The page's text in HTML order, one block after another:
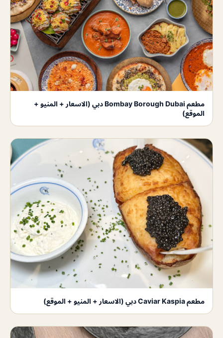
مطعم Bombay Borough Dubai دبي (الاسعار + المنيو +
الموقع)
مطعم Caviar Kaspia دبي (الاسعار + المنيو + الموقع)